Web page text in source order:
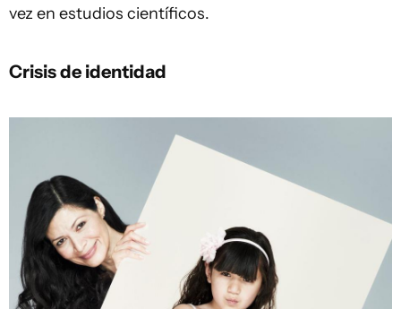
vez en estudios científicos.
Crisis de identidad